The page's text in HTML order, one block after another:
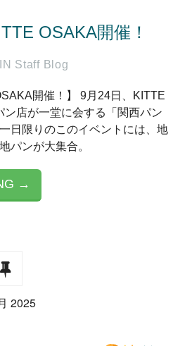
OSAKA開催！
IN Staff Blog
開催！】 9月24日、KITTE
店が一堂に会する「関西パン
日限りのこのイベントには、地
パンが大集合。
→
2025